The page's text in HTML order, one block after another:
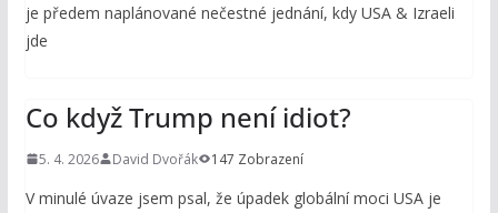
je předem naplánované nečestné jednání, kdy USA & Izraeli
jde
Co když Trump není idiot?
5. 4. 2026 David Dvořák 147 Zobrazení
V minulé úvaze jsem psal, že úpadek globální moci USA je